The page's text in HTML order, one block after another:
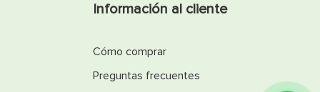
Información al cliente
Cómo comprar
Preguntas frecuentes